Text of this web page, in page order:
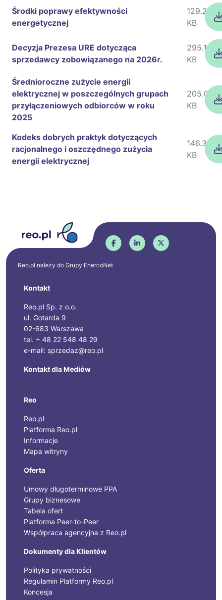
Środki poprawy efektywności
energetycznej
129.23
KB
Decyzja Prezesa URE dotycząca
sprzedawcy zobowiązanego na 2026r.
295.16
KB
Średnioroczne zużycie energii
elektrycznej w poszczególnych grupach
przyłączeniowych odbiorców w roku
2025
205.03
KB
Kodeks dobrych praktyk dotyczących
racjonalnego i oszczędnego zużycia
energii elektrycznej
146.33
KB
Reo.pl należy do Grupy EnercoNet
Kontakt
Reo.pl Sp. z o.o.
ul. Gotarda 9
02-683 Warszawa
tel. + 48 22 548 48 29
e-mail: sprzedaz@reo.pl
Kontakt dla Mediów
Reo
Reo.pl
Platforma Reo.pl
Informacje
Mapa witryny
Oferta
Umowy długoterminowe PPA
Grupy biznesowe
Tabela ofert
Platforma Peer-to-Peer
Współpraca agencyjna z Reo.pl
Dokumenty dla Klientów
Polityka prywatności
Regulamin Platformy Reo.pl
Koncesja